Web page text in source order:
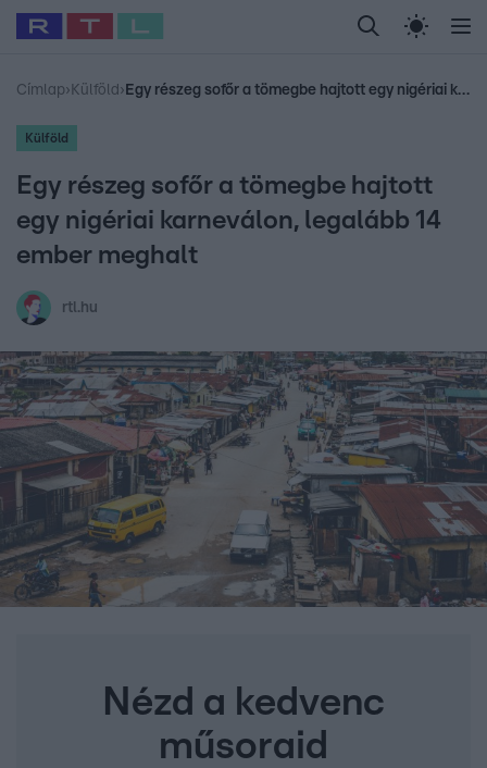
Legfrissebb RTL Híradó Randi Celeb vagyok,
Babits Marcella Most Wanted Gallusz
Címlap› Külföld › Egy részeg sofőr a tömegbe hajtott egy nigériai karneválon, legalább 14 ember meghalt
Külföld
Egy részeg sofőr a tömegbe hajtott
egy nigériai karneválon, legalább 14
ember meghalt
rtl.hu
Nézd a kedvenc
műsoraid